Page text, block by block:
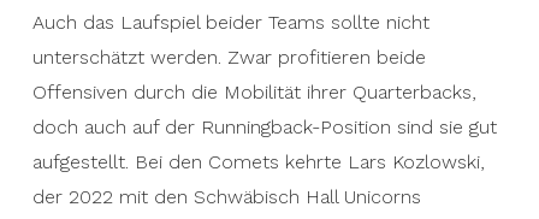
Auch das Laufspiel beider Teams sollte nicht
unterschätzt werden. Zwar profitieren beide
Offensiven durch die Mobilität ihrer Quarterbacks,
doch auch auf der Runningback-Position sind sie gut
aufgestellt. Bei den Comets kehrte Lars Kozlowski,
der 2022 mit den Schwäbisch Hall Unicorns